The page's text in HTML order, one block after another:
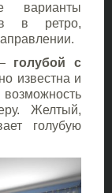
варианты
в ретро,
голубой с
известна и
Желтый,
голубую